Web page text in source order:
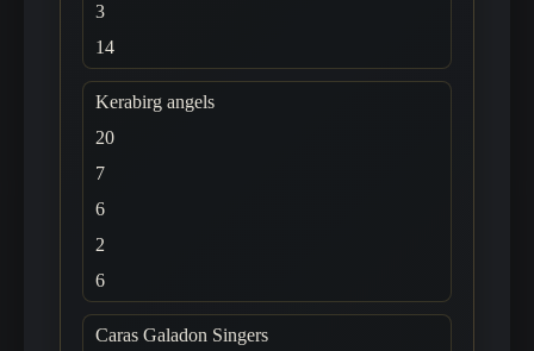
3
14
Kerabirg angels
20
7
6
2
6
Caras Galadon Singers